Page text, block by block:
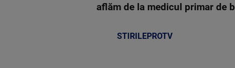
aflăm de la medicul primar de
STIRILEPROTV